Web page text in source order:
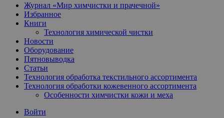
Журнал «Мир химчистки и прачечной»
Избранное
Книги
Технология химической чистки
Новости
Оборудование
Пятновыводка
Статьи
Технология обработка текстильного ассортимента
Технология обработки кожевенного ассортимента
Особенности химчистки кожи и меха
Войти